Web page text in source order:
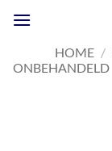
naar
HOME /
ONBEHANDELD